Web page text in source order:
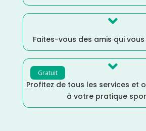

Faites-vous des amis qui
Gratuit 
Profitez de tous les services et
à votre pratique